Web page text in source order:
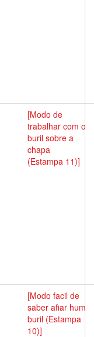
[Modo de
trabalhar com o
buril sobre a
chapa
(Estampa 11)]
[Modo facil de
saber afiar hum
buril (Estampa
10)]